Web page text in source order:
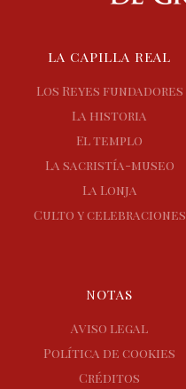
LA CAPILLA REAL
Los Reyes fundadores
La historia
El templo
La sacristía-museo
La Lonja
Culto y celebraciones
NOTAS
Aviso legal
Política de cookies
Créditos